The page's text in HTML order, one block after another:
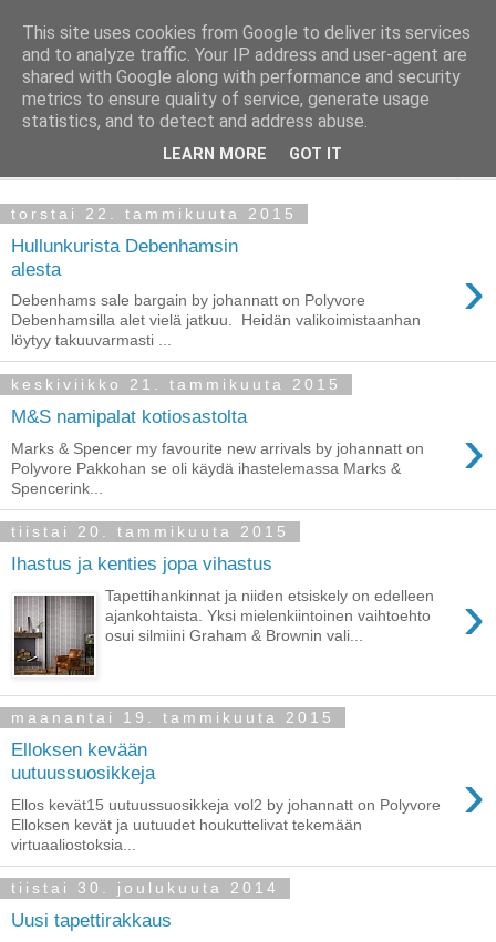
Taloja ja Toiveita
[ Sisustaa ] [ Remontoi ] [ Tuunaa ] [ Haaveilee ] [ Reissaa ]
torstai 22. tammikuuta 2015
Hullunkurista Debenhamsin
alesta
›
Debenhams sale bargain by johannatt on Polyvore
Debenhamsilla alet vielä jatkuu. Heidän valikoimistaanhan
löytyy takuuvarmasti ...
keskiviikko 21. tammikuuta 2015
M&S namipalat kotiosastolta ›
Marks & Spencer my favourite new arrivals by johannatt on
Polyvore Pakkohan se oli käydä ihastelemassa Marks &
Spencerink...
tiistai 20. tammikuuta 2015
Ihastus ja kenties jopa vihastus
›
Tapettihankinnat ja niiden etsiskely on edelleen
ajankohtaista. Yksi mielenkiintoinen vaihtoehto
osui silmiini Graham & Brownin vali...
maanantai 19. tammikuuta 2015
Elloksen kevään
uutuussuosikkeja
›
Ellos kevät15 uutuussuosikkeja vol2 by johannatt on Polyvore
Elloksen kevät ja uutuudet houkuttelivat tekemään
virtuaaliostoksia...
tiistai 30. joulukuuta 2014
Uusi tapettirakkaus
This site uses cookies from Google to deliver its services
and to analyze traffic. Your IP address and user-agent are
shared with Google along with performance and security
metrics to ensure quality of service, generate usage
statistics, and to detect and address abuse.
LEARN MORE GOT IT